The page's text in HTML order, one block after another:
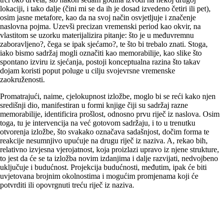
lokaciji, i tako dalje (čini mi se da ih je dosad izvedeno četiri ili pet),
osim jasne metafore, kao da na svoj način osvjetljuje i značenje
naslovna pojma. Uzevši precizan vremenski period kao okvir, na
vlastitom se uzorku materijalizira pitanje: što je u međuvremnu
zaboravljeno?, čega se ipak sjećamo?, te što bi trebalo znati. Stoga,
iako bismo sadržaj mogli označiti kao memorabilije, kao slike što
spontano izviru iz sjećanja, postoji konceptualna razina što takav
dojam koristi poput poluge u cilju svojevrsne vremenske
zaokruženosti.
Promatrajući, naime, cjelokupnost izložbe, moglo bi se reći kako njen
središnji dio, manifestiran u formi knjige čiji su sadržaj razne
memorabilije, identificira prošlost, odnosno prvu riječ iz naslova. Osim
toga, tu je intervencija na već gotovom sadržaju, i to u trenutku
otvorenja izložbe, što svakako označava sadašnjost, dočim forma te
reakcije nesumnjivo upućuje na drugu riječ iz naziva. A, rekao bih,
relativno izvjesna vjerojatnost, koja proizlazi upravo iz njene strukture,
to jest da će se ta izložba novim izdanjima i dalje razvijati, nedvojbeno
uključuje i budućnost. Projekcija budućnosti, međutim, ipak će biti
uvjetovana brojnim okolnostima i mogućim promjenama koji će
potvrditi ili opovrgnuti treću riječ iz naziva.